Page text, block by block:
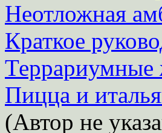
Неотложная
Краткое
Террариумные
Пицца и
(Автор не